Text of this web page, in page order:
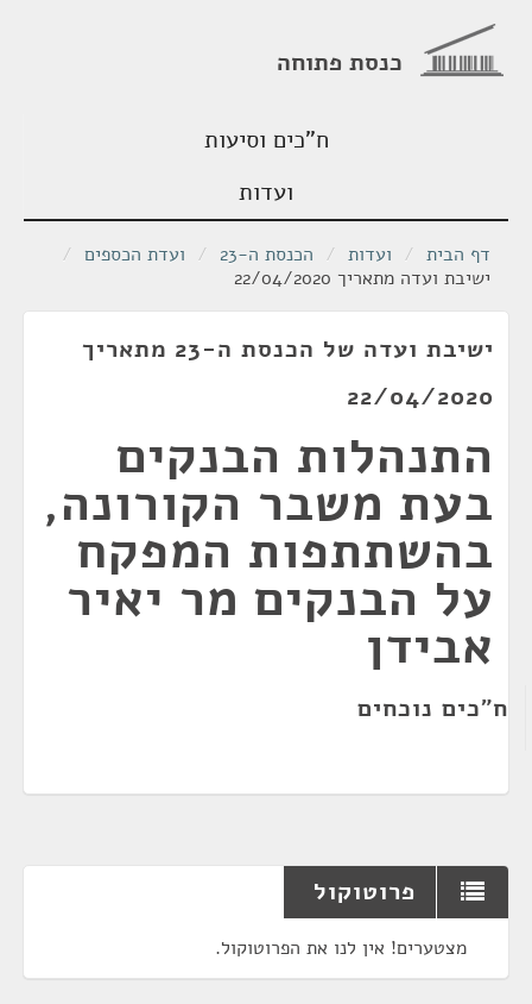
כנסת פתוחה
ח"כים וסיעות
ועדות
דף הבית / ועדות / הכנסת ה-23 / ועדת הכספים /
ישיבת ועדה מתאריך 22/04/2020
ישיבת ועדה של הכנסת ה-23 מתאריך
22/04/2020
התנהלות הבנקים
בעת משבר הקורונה,
בהשתתפות המפקח
על הבנקים מר יאיר
אבידן
ח"כים נוכחים
פרוטוקול
מצטערים! אין לנו את הפרוטוקול.